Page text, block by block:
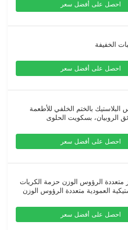
على أفضل سعر
على أفضل سعر
بالختم الخلفي للأطعمة
بسكويت الحلوى
على أفضل سعر
متعددة الرؤوس الوزن حزمة الكريات
العمودية متعددة الرؤوس الوزن
على أفضل سعر